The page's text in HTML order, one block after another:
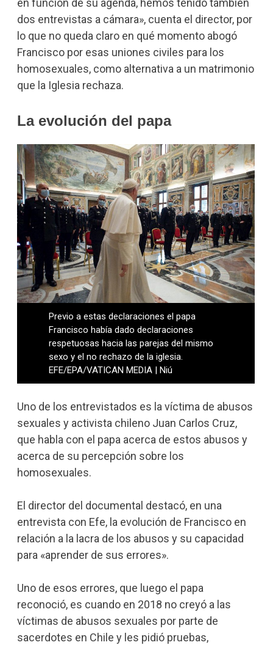
en función de su agenda, hemos tenido también
dos entrevistas a cámara», cuenta el director, por
lo que no queda claro en qué momento abogó
Francisco por esas uniones civiles para los
homosexuales, como alternativa a un matrimonio
que la Iglesia rechaza.
La evolución del papa
Previo a estas declaraciones el papa
Francisco había dado declaraciones
respetuosas hacia las parejas del mismo
sexo y el no rechazo de la iglesia.
EFE/EPA/VATICAN MEDIA | Niú
Uno de los entrevistados es la víctima de abusos
sexuales y activista chileno Juan Carlos Cruz,
que habla con el papa acerca de estos abusos y
acerca de su percepción sobre los
homosexuales.
El director del documental destacó, en una
entrevista con Efe, la evolución de Francisco en
relación a la lacra de los abusos y su capacidad
para «aprender de sus errores».
Uno de esos errores, que luego el papa
reconoció, es cuando en 2018 no creyó a las
víctimas de abusos sexuales por parte de
sacerdotes en Chile y les pidió pruebas,